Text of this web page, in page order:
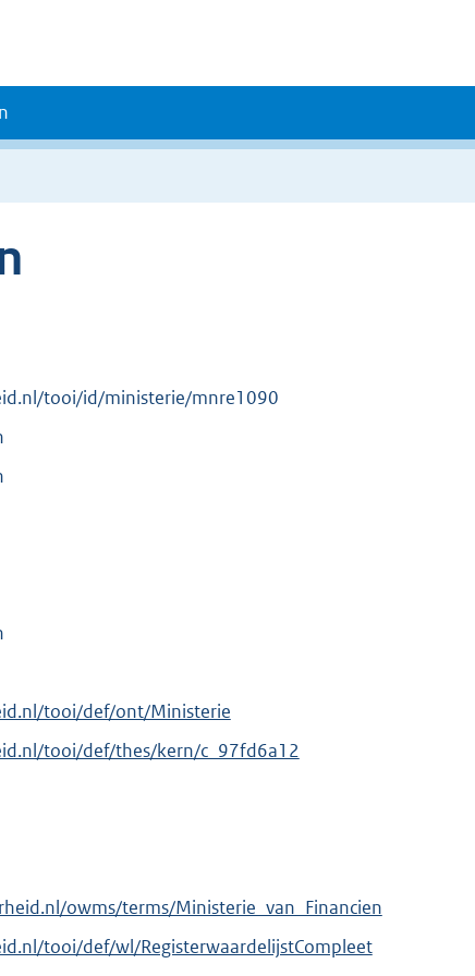
tooi/id/ministerie/mnre1090
tooi/def/ont/Ministerie
tooi/def/thes/kern/c_97fd6a12
owms/terms/Ministerie_van_Financien
tooi/def/wl/RegisterwaardelijstCompleet